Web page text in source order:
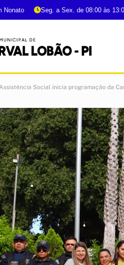
Nonato Seg. a Sex. de 08:00 às
Social inicia programação da